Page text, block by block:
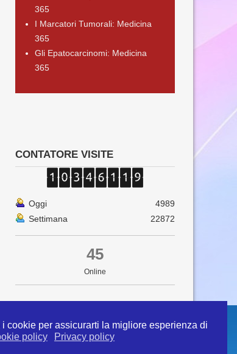
cookie per assicurarti la migliore esperienza di
policy Privacy policy
365
I Marcatori Tumorali: Medicina
365
Gli Epatocarcinomi: Medicina
365
CONTATORE VISITE
Oggi
4989
Settimana
22872
45
Online